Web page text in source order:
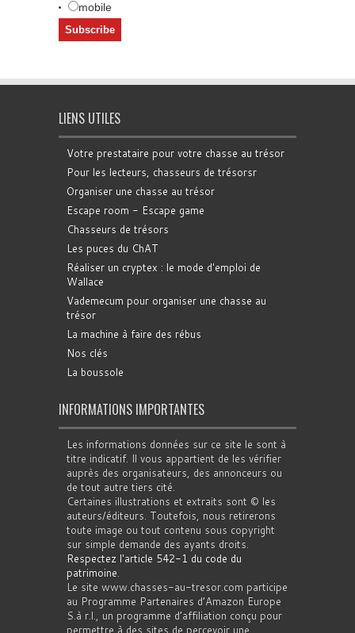
mobile
LIENS UTILES
Votre prestataire pour votre chasse au trésor
Pour les lecteurs, chasseurs de trésorsr
Organiser une chasse au trésor
Escape room - Escape game
Chasseurs de trésors
Les puces du ChAT
Réaliser un cryptex : le mode d'emploi de
Wallace
Vademecum pour organiser une chasse au
trésor
La machine à faire des rébus
Nos clés
La boussole
INFORMATIONS IMPORTANTES
Les informations données sur ce site le sont à
titre indicatif. Il vous appartient de les vérifier
auprès des organisateurs, des annonceurs ou
de tout autre tiers cité.
Certaines illustrations et extraits sont © les
auteurs/éditeurs. Toutefois, nous retirerons
toute image ou tout contenu sous copyright
sur simple demande des ayants droits.
Respectez l'article 542-1 du code du
patrimoine.
Le site www.chasses-au-tresor.com participe
au Programme Partenaires d’Amazon Europe
S.à r.l., un programme d’affiliation conçu pour
permettre à des sites de percevoir une